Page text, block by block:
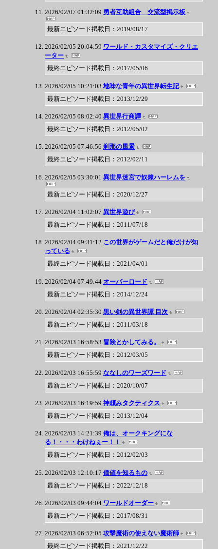
2026/02/07 01:32:09 勇者互助組合 交流型掲示板
最新エピソード掲載日：2019/08/17
2026/02/05 20:04:59 ワールド・カスタマイズ・クリエ
ーター
最終エピソード掲載日：2017/05/06
2026/02/05 10:21:03 地味な青年の異世界転生記
最新エピソード掲載日：2013/12/29
2026/02/05 08:02:40 異世界行商譚
最終エピソード掲載日：2012/05/02
2026/02/05 07:46:56 刹那の風景
最終エピソード掲載日：2012/02/11
2026/02/05 03:30:01 異世界迷宮で奴隷ハーレムを
最新エピソード掲載日：2020/12/27
2026/02/04 11:02:07 異世界遊び
最新エピソード掲載日：2011/07/18
2026/02/04 09:31:12 この世界がゲームだと俺だけが知
っている
最終エピソード掲載日：2021/04/01
2026/02/04 07:49:44 オーバーロード
最新エピソード掲載日：2014/12/24
2026/02/04 02:35:30 黒い剣の異世界譚 目次
最新エピソード掲載日：2011/03/18
2026/02/03 16:58:53 冒険とかしてみる。
最新エピソード掲載日：2012/03/05
2026/02/03 16:55:59 ななしのワーズワード
最新エピソード掲載日：2020/10/07
2026/02/03 16:19:59 神頼みタクティクス
最新エピソード掲載日：2013/12/04
2026/02/03 14:21:39 俺は、オークキングにな
る！・・・わけねぇー！！
最新エピソード掲載日：2012/02/03
2026/02/03 12:10:17 価値を知るもの
最新エピソード掲載日：2022/12/18
2026/02/03 09:44:04 ワールドオーダー
最新エピソード掲載日：2017/08/31
2026/02/03 06:52:05 攻撃魔術の使えない魔術師
最終エピソード掲載日：2021/12/22